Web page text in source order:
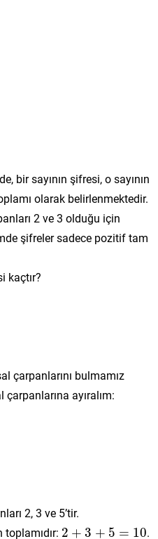
bir sayının şifresi, o sayının
olarak belirlenmektedir.
2 ve 3 olduğu için
şifreler sadece pozitif tam
kaçtır?
çarpanlarını bulmamız
ayıralım:
2, 3 ve 5’tir.
2 + 3 + 5 = 10
2 + + = 10 .